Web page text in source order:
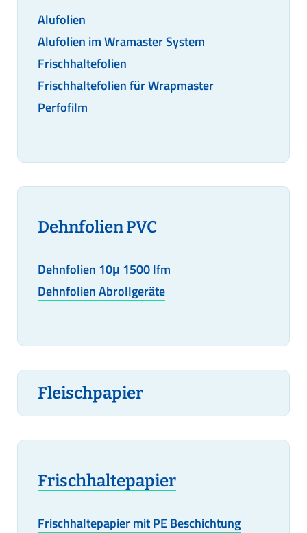
Alufolien
Alufolien im Wramaster System
Frischhaltefolien
Frischhaltefolien für Wrapmaster
Perfofilm
Dehnfolien PVC
Dehnfolien 10μ 1500 lfm
Dehnfolien Abrollgeräte
Fleischpapier
Frischhaltepapier
Frischhaltepapier mit PE Beschichtung